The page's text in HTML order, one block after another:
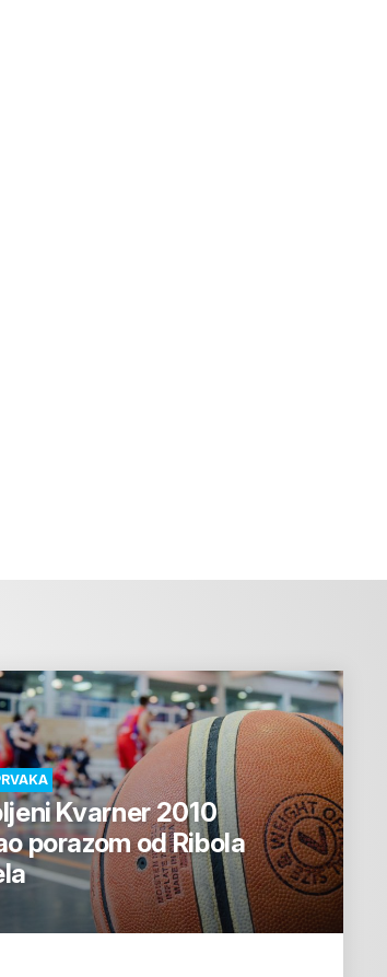
Kvarner 2010
porazom od Ribola